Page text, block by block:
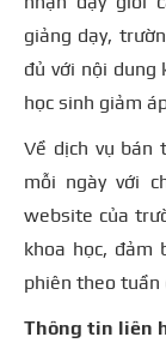
giảng dạy,
đủ với nội dung
học sinh giảm
Về dịch vụ bán
mỗi ngày với
website của
khoa học, đảm
phiên theo tuần
Thông tin liên